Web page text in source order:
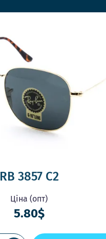
RB 3857 C2
Ціна (опт)
5.80$